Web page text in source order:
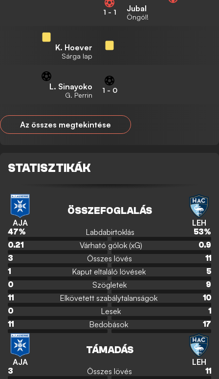
1 - 1 Jubal
Öngól!
K. Hoever
Sárga lap
L. Sinayoko
G. Perrin
1 - 0
Az összes megtekintése
STATISZTIKÁK
AJA
ÖSSZEFOGLALÁS
LEH
47% Labdabirtoklás 53%
0.21
Várható gólok (xG)
0.9
3
Összes lövés
11
1
Kaput eltaláló lövések
5
0
Szögletek
9
11
Elkövetett szabálytalanságok
10
0
Lesek
1
11
Bedobások 17
AJA
TÁMADÁS
LEH
3 Összes lövés
11